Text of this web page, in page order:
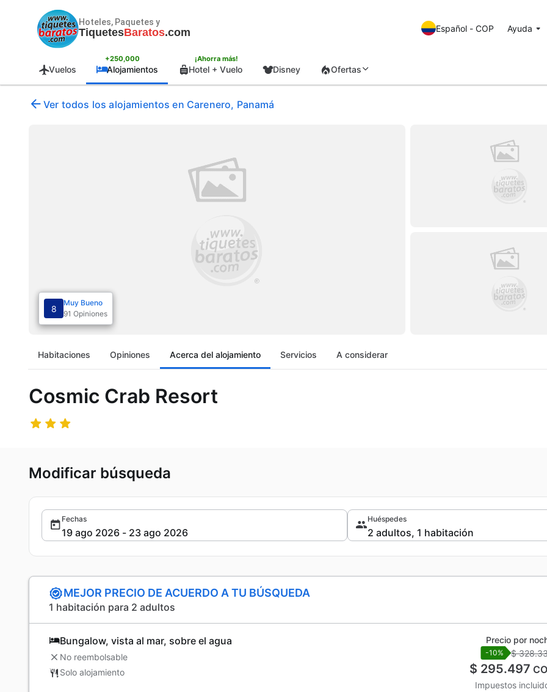
Hoteles, Paquetes y
TiquetesBaratos.com Español - COP Ayuda
Vuelos
+250,000
Alojamientos
¡Ahorra más!
Hotel + Vuelo Disney Ofertas
Ver todos los alojamientos en Carenero, Panamá
8
Muy Bueno
91 Opiniones
Habitaciones Opiniones Acerca del alojamiento Servicios A considerar
Cosmic Crab Resort
Modificar búsqueda
Fechas Huéspedes
MEJOR PRECIO DE ACUERDO A TU BÚSQUEDA
1 habitación para 2 adultos
Bungalow, vista al mar, sobre el agua
No reembolsable
Solo alojamiento
Precio por
-10% $
$ 295.497
Impuestos